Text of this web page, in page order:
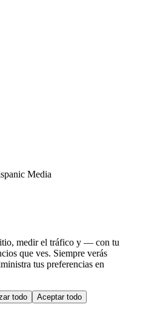
Media
medir el tráfico y — con tu
que ves. Siempre verás
tus preferencias en
todo Aceptar todo